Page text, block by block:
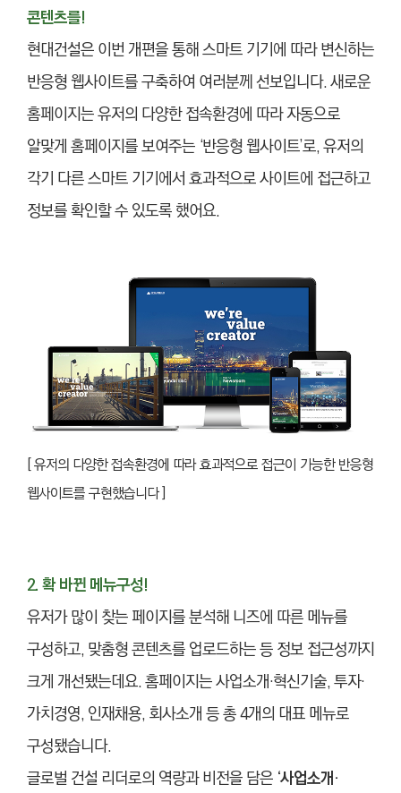
콘텐츠를!
현대건설은 이번 개편을 통해 스마트 기기에 따라 변신하는
반응형 웹사이트를 구축하여 여러분께 선보입니다. 새로운
홈페이지는 유저의 다양한 접속환경에 따라 자동으로
알맞게 홈페이지를 보여주는 ‘반응형 웹사이트’로, 유저의
각기 다른 스마트 기기에서 효과적으로 사이트에 접근하고
정보를 확인할 수 있도록 했어요.
[ 유저의 다양한 접속환경에 따라 효과적으로 접근이 가능한 반응형
웹사이트를 구현했습니다 ]
2. 확 바뀐 메뉴구성!
유저가 많이 찾는 페이지를 분석해 니즈에 따른 메뉴를
구성하고, 맞춤형 콘텐츠를 업로드하는 등 정보 접근성까지
크게 개선됐는데요. 홈페이지는 사업소개·혁신기술, 투자·
가치경영, 인재채용, 회사소개 등 총 4개의 대표 메뉴로
구성됐습니다.
글로벌 건설 리더로의 역량과 비전을 담은 ‘사업소개·